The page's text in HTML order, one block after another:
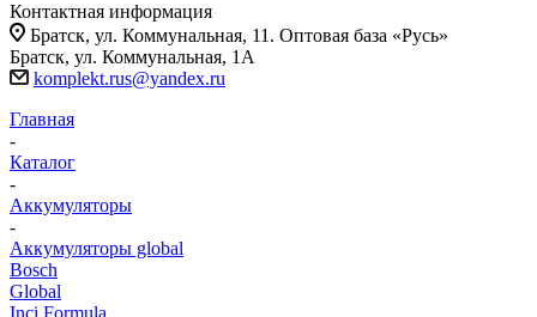
Контактная информация
Братск, ул. Коммунальная, 11. Оптовая база «Русь»
Братск, ул. Коммунальная, 1А
komplekt.rus@yandex.ru
Главная
-
Каталог
-
Аккумуляторы
-
Аккумуляторы global
Bosch
Global
Inci Formula